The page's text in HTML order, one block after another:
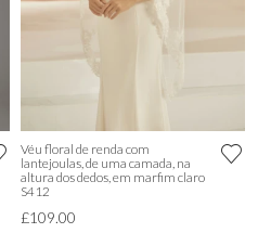
Véu floral de renda com
lantejoulas, de uma camada, na
altura dos dedos, em marfim claro
S412
£109.00